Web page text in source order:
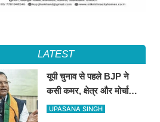
LATEST
यूपी चुनाव से पहले BJP ने
कसी कमर, क्षेत्र और मोर्चा
प्रभारियों की नई जिम्मेदारियां
UPASANA SINGH